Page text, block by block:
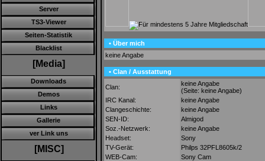
Server
TS3-Viewer
Seiten-Statistik
Blacklist
[Media]
Downloads
Demos
Links
Gallerie
ver Link uns
[MISC]
• Über mich
keine Angabe
• Clan / Ausstattung
Clan:
keine Angabe
(Seite: keine Angabe)
IRC Kanal:
keine Angabe
Clangeschichte:
keine Angabe
SEN-ID:
Almigod
Soz.-Netzwerk:
keine Angabe
Headset:
Sony
TV-Gerät:
Philps 32PFL8605k/2
WEB-Cam:
Sony Cam